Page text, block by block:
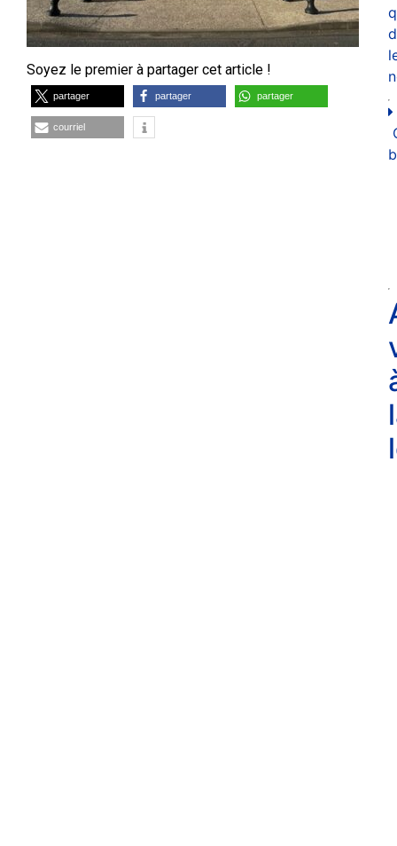
Soyez le premier à partager cet article !
partager partager partager
courriel